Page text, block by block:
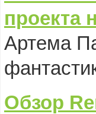
проекта
Артема
Обзор